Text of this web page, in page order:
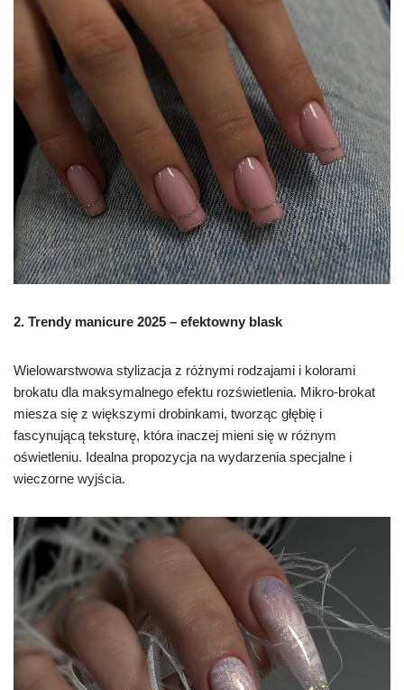
2. Trendy manicure 2025 – efektowny blask
Wielowarstwowa stylizacja z różnymi rodzajami i kolorami
brokatu dla maksymalnego efektu rozświetlenia. Mikro-brokat
miesza się z większymi drobinkami, tworząc głębię i
fascynującą teksturę, która inaczej mieni się w różnym
oświetleniu. Idealna propozycja na wydarzenia specjalne i
wieczorne wyjścia.